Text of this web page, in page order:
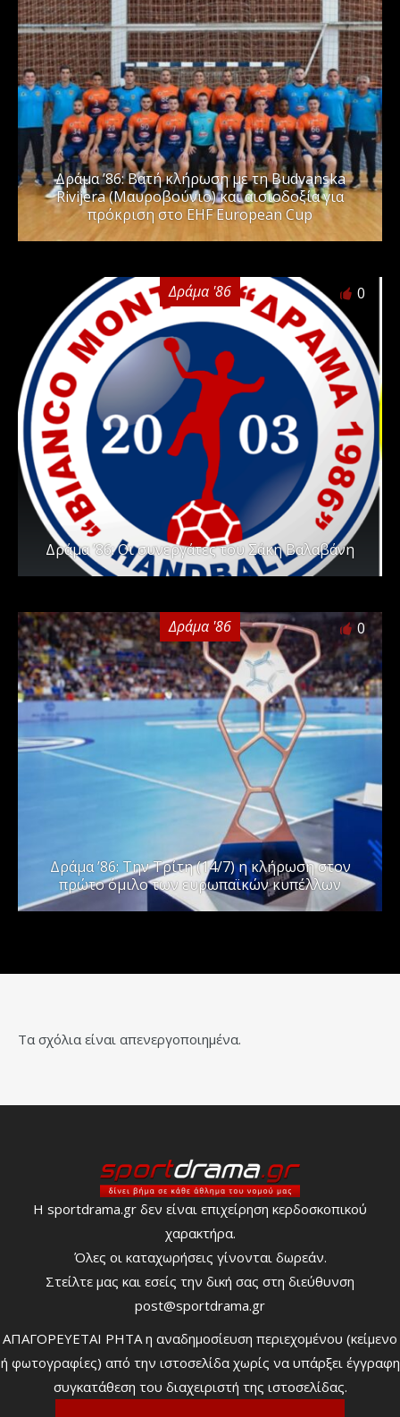
Δράμα ’86: Βατή κλήρωση με τη Budvanska
Rivijera (Μαυροβούνιο) και αισιοδοξία για
πρόκριση στο EHF European Cup
Δράμα '86 0
Δράμα ’86: Οι συνεργάτες του Σάκη Βαλαβάνη
Δράμα '86 0
Δράμα ’86: Την Τρίτη (14/7) η κλήρωση στον
πρώτο όμιλο των ευρωπαϊκών κυπέλλων
Τα σχόλια είναι απενεργοποιημένα.
Η sportdrama.gr δεν είναι επιχείρηση κερδοσκοπικού
χαρακτήρα.
Όλες οι καταχωρήσεις γίνονται δωρεάν.
Στείλτε μας και εσείς την δική σας στη διεύθυνση
post@sportdrama.gr
ΑΠΑΓΟΡΕΥΕΤΑΙ ΡΗΤΑ η αναδημοσίευση περιεχομένου (κείμενο
ή φωτογραφίες) από την ιστοσελίδα χωρίς να υπάρξει έγγραφη
συγκατάθεση του διαχειριστή της ιστοσελίδας.